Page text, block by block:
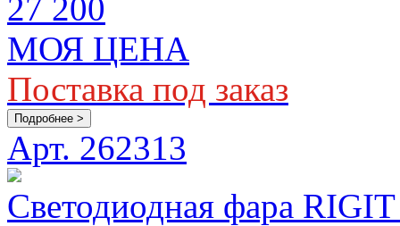
27 200
МОЯ ЦЕНА
Поставка под заказ
Подробнее >
Арт. 262313
Светодиодная фара